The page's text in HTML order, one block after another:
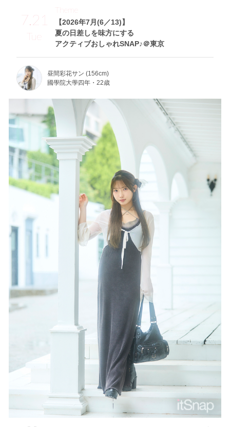
7.21
Tue
【2026年7月(6／13)】
夏の日差しを味方にする
アクティブおしゃれSNAP♪＠東京
Theme
昼間彩花サン (156cm)
國學院大學四年・22歳